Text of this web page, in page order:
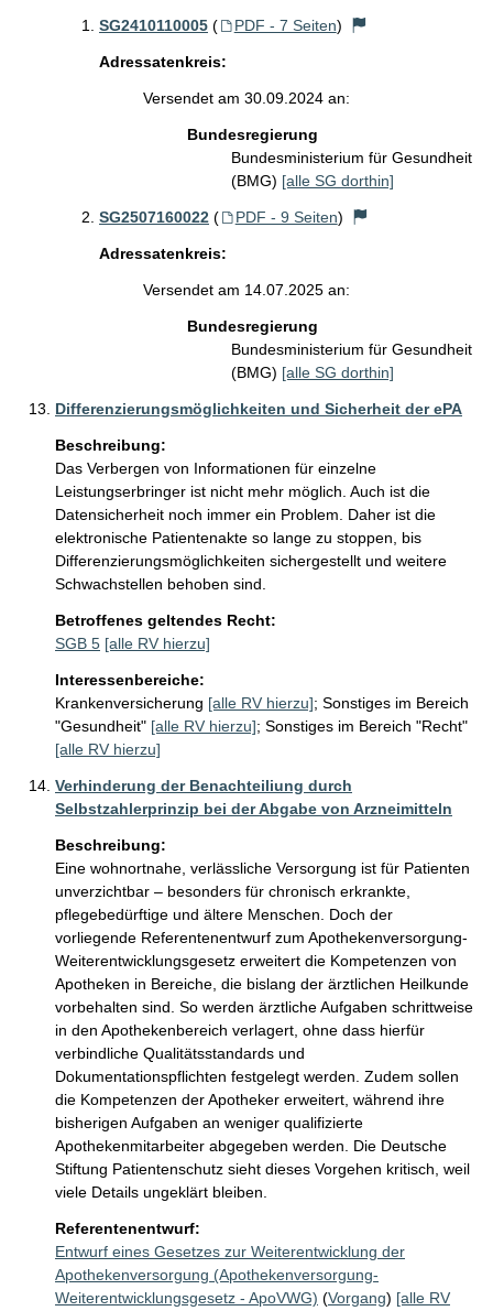
SG2410110005 ( PDF - 7 Seiten)
Adressatenkreis:
Versendet am 30.09.2024 an:
Bundesregierung
Bundesministerium für Gesundheit
(BMG) [alle SG dorthin]
SG2507160022 ( PDF - 9 Seiten)
Adressatenkreis:
Versendet am 14.07.2025 an:
Bundesregierung
Bundesministerium für Gesundheit
(BMG) [alle SG dorthin]
Differenzierungsmöglichkeiten und Sicherheit der ePA
Beschreibung:
Das Verbergen von Informationen für einzelne
Leistungserbringer ist nicht mehr möglich. Auch ist die
Datensicherheit noch immer ein Problem. Daher ist die
elektronische Patientenakte so lange zu stoppen, bis
Differenzierungsmöglichkeiten sichergestellt und weitere
Schwachstellen behoben sind.
Betroffenes geltendes Recht:
SGB 5 [alle RV hierzu]
Interessenbereiche:
Krankenversicherung [alle RV hierzu]; Sonstiges im Bereich
"Gesundheit" [alle RV hierzu]; Sonstiges im Bereich "Recht"
[alle RV hierzu]
Verhinderung der Benachteiliung durch
Selbstzahlerprinzip bei der Abgabe von Arzneimitteln
Beschreibung:
Eine wohnortnahe, verlässliche Versorgung ist für Patienten
unverzichtbar – besonders für chronisch erkrankte,
pflegebedürftige und ältere Menschen. Doch der
vorliegende Referentenentwurf zum Apothekenversorgung-
Weiterentwicklungsgesetz erweitert die Kompetenzen von
Apotheken in Bereiche, die bislang der ärztlichen Heilkunde
vorbehalten sind. So werden ärztliche Aufgaben schrittweise
in den Apothekenbereich verlagert, ohne dass hierfür
verbindliche Qualitätsstandards und
Dokumentationspflichten festgelegt werden. Zudem sollen
die Kompetenzen der Apotheker erweitert, während ihre
bisherigen Aufgaben an weniger qualifizierte
Apothekenmitarbeiter abgegeben werden. Die Deutsche
Stiftung Patientenschutz sieht dieses Vorgehen kritisch, weil
viele Details ungeklärt bleiben.
Referentenentwurf:
Entwurf eines Gesetzes zur Weiterentwicklung der
Apothekenversorgung (Apothekenversorgung-
Weiterentwicklungsgesetz - ApoVWG) (Vorgang) [alle RV